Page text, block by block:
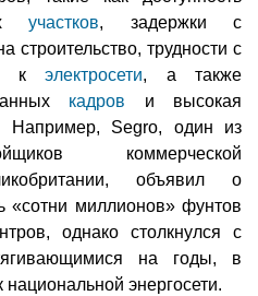
участков, задержки с
строительство, трудности с
кэлектросети, а также
кадров и высокая
Например, Segro, один из
коммерческой
объявил о
«сотни миллионов» фунтов
однако столкнулся с
на годы, в
энергосети.